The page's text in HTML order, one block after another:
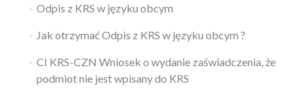
Odpis z KRS w języku obcym
Jak otrzymać Odpis z KRS w języku obcym ?
CI KRS-CZN Wniosek o wydanie zaświadczenia, że
podmiot nie jest wpisany do KRS